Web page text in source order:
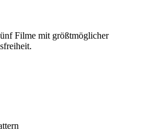
Filme mit größtmöglicher